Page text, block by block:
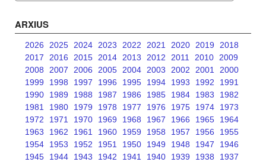
ARXIUS
2026 2025 2024 2023 2022 2021 2020 2019
2018
2017
2016 2015 2014 2013 2012 2011 2010
2009
2008
2007 2006 2005 2004 2003 2002 2001
2000
1999
1998 1997 1996 1995 1994 1993 1992
1991
1990
1989 1988 1987 1986 1985 1984 1983
1982
1981
1980 1979 1978 1977 1976 1975 1974
1973
1972
1971 1970 1969 1968 1967 1966 1965
1964
1963
1962 1961 1960 1959 1958 1957 1956
1955
1954
1953 1952 1951 1950 1949 1948 1947
1946
1945
1944 1943 1942 1941 1940 1939 1938
1937